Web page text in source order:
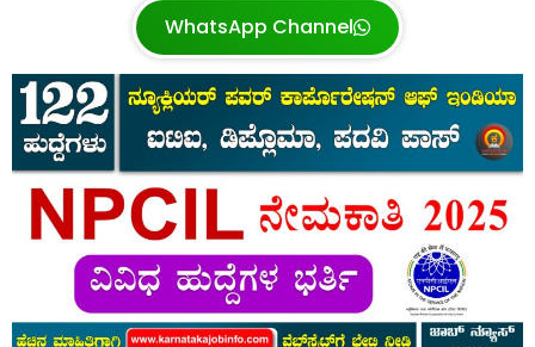
WhatsApp Channel